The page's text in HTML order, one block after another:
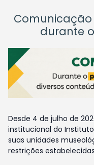
Comunicação
durante
Desde 4 de julho de
institucional do
suas unidades
restrições